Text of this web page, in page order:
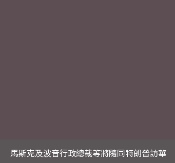
馬斯克及波音行政總裁等將隨同特朗普訪華